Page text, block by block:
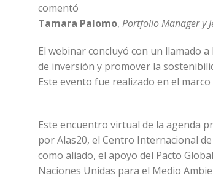
comentó
Tamara Palomo, Portfolio Manager y
El webinar concluyó con un llamado
de inversión y promover la
Este evento fue realizado en el
Este encuentro virtual de la agenda
por Alas20, el Centro Internacional
como aliado, el apoyo del Pacto
Naciones Unidas para el Medio